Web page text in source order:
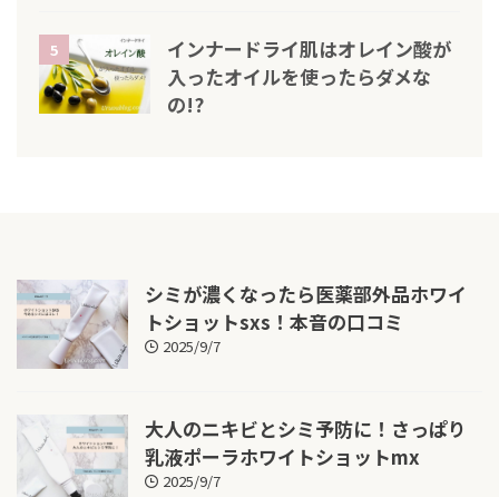
5
インナードライ肌はオレイン酸が
入ったオイルを使ったらダメな
の!?
シミが濃くなったら医薬部外品ホワイ
トショットsxs！本音の口コミ
2025/9/7
大人のニキビとシミ予防に！さっぱり
乳液ポーラホワイトショットmx
2025/9/7